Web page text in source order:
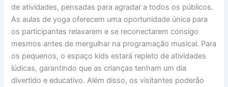
de atividades, pensadas para agradar a todos os públicos.
As aulas de yoga oferecem uma oportunidade única para
os participantes relaxarem e se reconectarem consigo
mesmos antes de mergulhar na programação musical. Para
os pequenos, o espaço kids estará repleto de atividades
lúdicas, garantindo que as crianças tenham um dia
divertido e educativo. Além disso, os visitantes poderão